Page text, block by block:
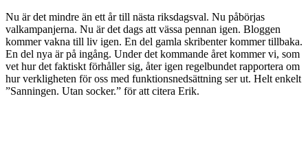
Nu är det mindre än ett år till nästa riksdagsval. Nu påbörjas
valkampanjerna. Nu är det dags att vässa pennan igen. Bloggen
kommer vakna till liv igen. En del gamla skribenter kommer tillbaka.
En del nya är på ingång. Under det kommande året kommer vi, som
vet hur det faktiskt förhåller sig, åter igen regelbundet rapportera om
hur verkligheten för oss med funktionsnedsättning ser ut. Helt enkelt
”Sanningen. Utan socker.” för att citera Erik.